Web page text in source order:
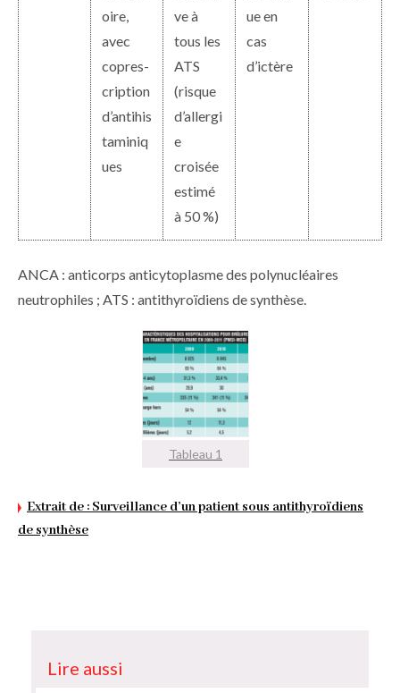
oire,
avec
copres­
cription
d’antihis
taminiq
ues
ve à
tous les
ATS
(risque
d’allergi
e
croisée
estimé
à 50 %)
ue en
cas
d’ictère
ANCA : anticorps anticytoplasme des polynucléaires
neutrophiles ; ATS : antithyroïdiens de synthèse.
Tableau 1
Extrait de : Surveillance d’un patient sous antithyroïdiens
de synthèse
Lire aussi